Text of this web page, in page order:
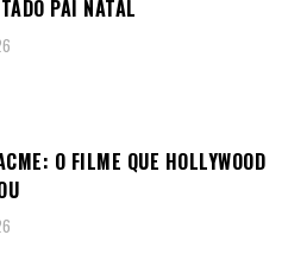
PAI NATAL
O FILME QUE HOLLYWOOD